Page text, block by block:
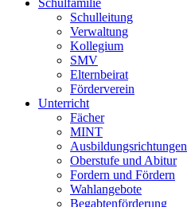
Schulfamilie
Schulleitung
Verwaltung
Kollegium
SMV
Elternbeirat
Förderverein
Unterricht
Fächer
MINT
Ausbildungsrichtungen
Oberstufe und Abitur
Fordern und Fördern
Wahlangebote
Begabtenförderung